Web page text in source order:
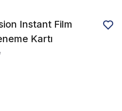
Instant Film
Kartı